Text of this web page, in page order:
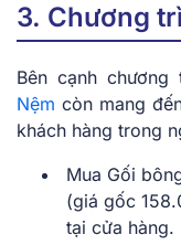
3. Chương
Bên cạnh
Nệm còn mang
khách hàng trong
Mua Gối
(giá gốc
tại cửa hàng.